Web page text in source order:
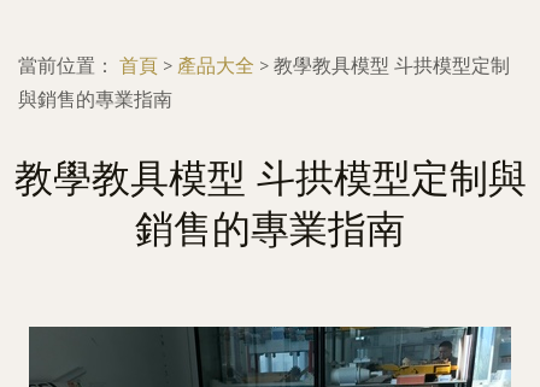
當前位置： 首頁 > 產品大全 > 教學教具模型 斗拱模型定制
與銷售的專業指南
教學教具模型 斗拱模型定制與
銷售的專業指南